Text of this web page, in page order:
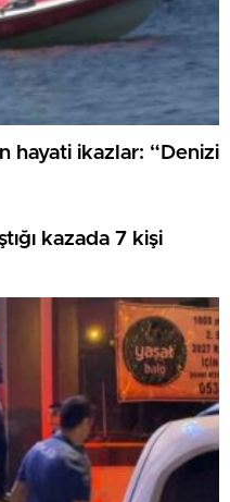
hayati ikazlar: “Denizi
kazada 7 kişi